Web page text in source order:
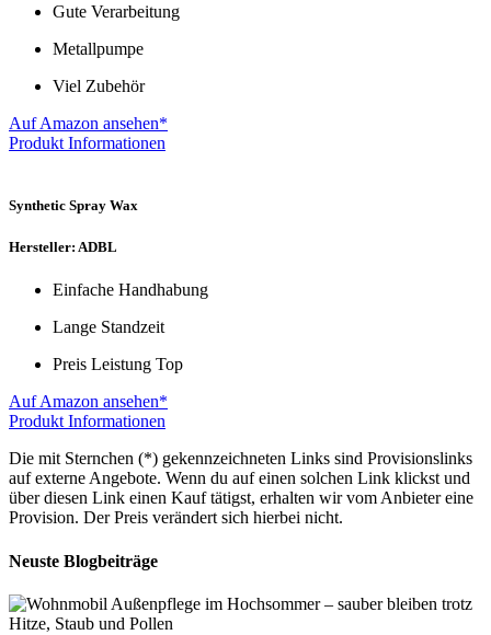
Gute Verarbeitung
Metallpumpe
Viel Zubehör
Auf Amazon ansehen*
Produkt Informationen
Synthetic Spray Wax
Hersteller: ADBL
Einfache Handhabung
Lange Standzeit
Preis Leistung Top
Auf Amazon ansehen*
Produkt Informationen
Die mit Sternchen (*) gekennzeichneten Links sind Provisionslinks
auf externe Angebote. Wenn du auf einen solchen Link klickst und
über diesen Link einen Kauf tätigst, erhalten wir vom Anbieter eine
Provision. Der Preis verändert sich hierbei nicht.
Neuste Blogbeiträge